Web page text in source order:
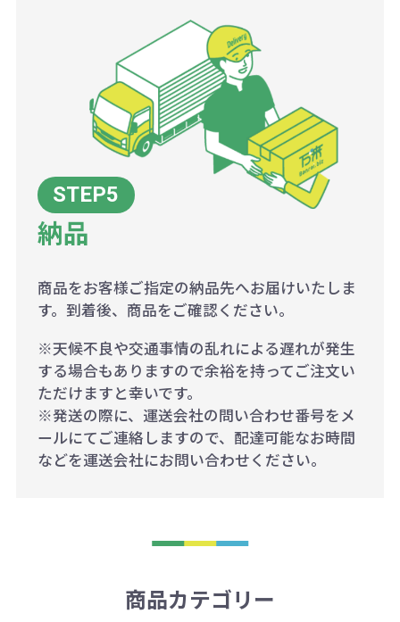
納品
商品をお客様ご指定の納品先へお届けいたしま
す。到着後、商品をご確認ください。
※天候不良や交通事情の乱れによる遅れが発生
する場合もありますので余裕を持ってご注文い
ただけますと幸いです。
※発送の際に、運送会社の問い合わせ番号をメ
ールにてご連絡しますので、配達可能なお時間
などを運送会社にお問い合わせください。
商品カテゴリー